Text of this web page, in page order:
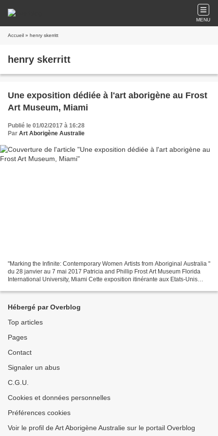
MENU
Accueil » henry skerritt
henry skerritt
Une exposition dédiée à l'art aborigène au Frost
Art Museum, Miami
Publié le 01/02/2017 à 16:28
Par Art Aborigène Australie
"Marking the Infinite: Contemporary Women Artists from Aboriginal Australia "
du 28 janvier au 7 mai 2017 Patricia and Phillip Frost Art Museum Florida
International University, Miami Cette exposition itinérante aux Etats-Unis
Hébergé par Overblog
Top articles
Pages
Contact
Signaler un abus
C.G.U.
Cookies et données personnelles
Préférences cookies
Voir le profil de Art Aborigène Australie sur le portail Overblog